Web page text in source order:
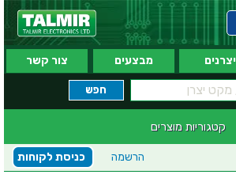
יצרנים מבצעים צור קשר
קטגוריות מוצרים
כניסת לקוחות הרשמה